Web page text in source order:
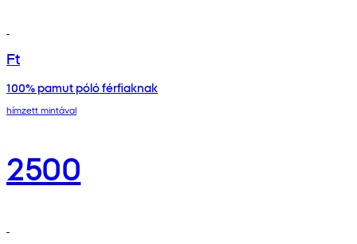
Ft
100% pamut póló férfiaknak
hímzett mintával
2500